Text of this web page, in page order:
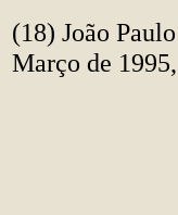
(18) João
Março de